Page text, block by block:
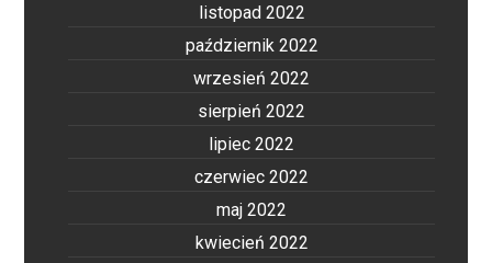
listopad 2022
październik 2022
wrzesień 2022
sierpień 2022
lipiec 2022
czerwiec 2022
maj 2022
kwiecień 2022